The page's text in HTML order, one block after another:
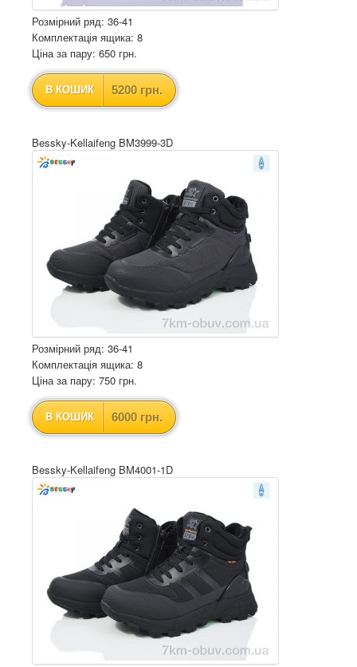
Розмірний ряд: 36-41
Комплектація ящика: 8
Ціна за пару: 650 грн.
В КОШИК 5200 грн.
Bessky-Kellaifeng BM3999-3D
Розмірний ряд: 36-41
Комплектація ящика: 8
Ціна за пару: 750 грн.
В КОШИК 6000 грн.
Bessky-Kellaifeng BM4001-1D